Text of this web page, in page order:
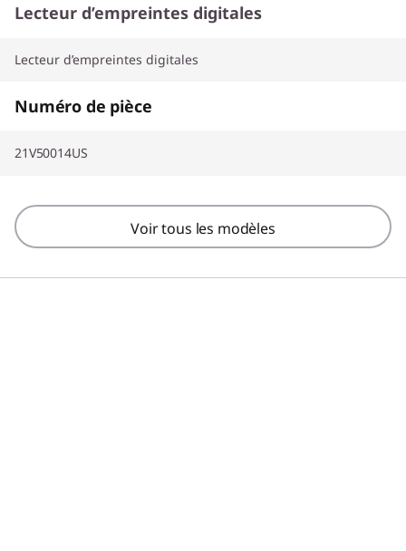
Lecteur d’empreintes digitales
Lecteur d’empreintes digitales
Numéro de pièce
21V50014US
Voir tous les modèles